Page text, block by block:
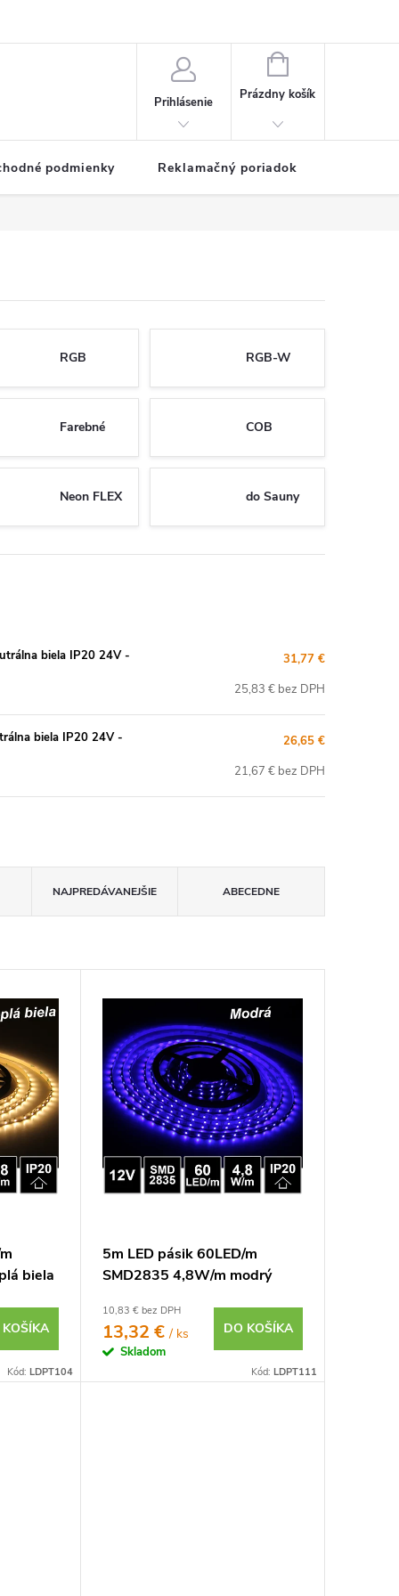
Prihlásenie
NÁKUPNÝ
KOŠÍK
Prázdny košík
podmienky Reklamačný poriadok
RGB RGB-W
Farebné COB
Neon FLEX do Sauny
biela IP20 24V -
31,77 €
25,83 € bez DPH
biela IP20 24V -
26,65 €
21,67 € bez DPH
NAJPREDÁVANEJŠIE ABECEDNE
biela
Kód: LDPT104
5m LED pásik 60LED/m
SMD2835 4,8W/m modrý
10,83 € bez DPH
13,32 €/ ks
Skladom
DO KOŠÍKA
Kód: LDPT111